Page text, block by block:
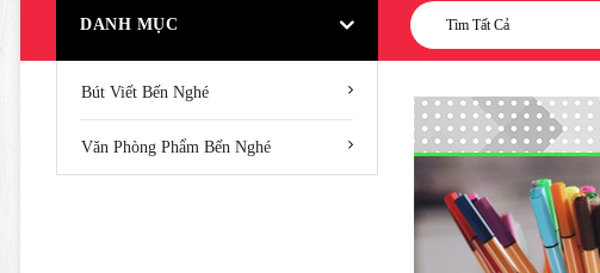
DANH MỤC Tìm Tất Cả
Bút Viết Bến Nghé
Văn Phòng Phẩm Bến Nghé